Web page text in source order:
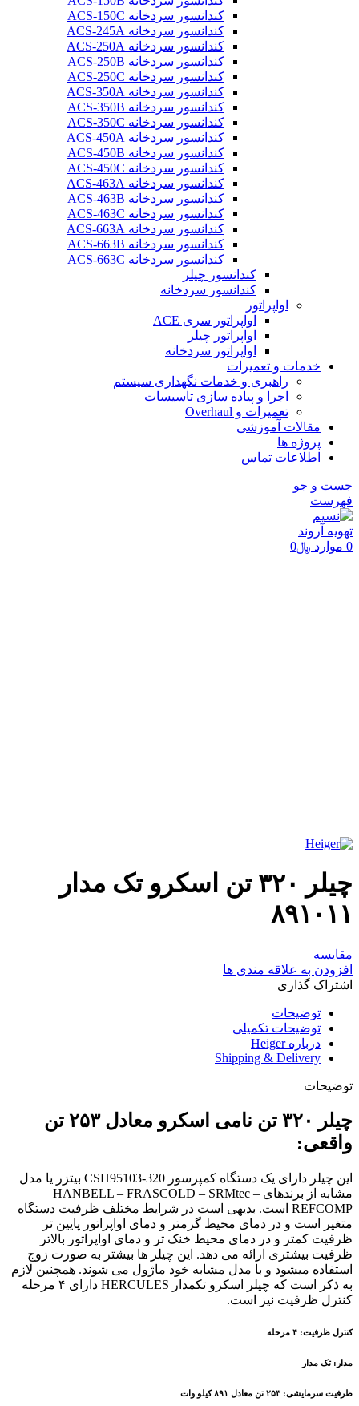
کندانسور سردخانه ACS-150C
کندانسور سردخانه ACS-245A
کندانسور سردخانه ACS-250A
کندانسور سردخانه ACS-250B
کندانسور سردخانه ACS-250C
کندانسور سردخانه ACS-350A
کندانسور سردخانه ACS-350B
کندانسور سردخانه ACS-350C
کندانسور سردخانه ACS-450A
کندانسور سردخانه ACS-450B
کندانسور سردخانه ACS-450C
کندانسور سردخانه ACS-463A
کندانسور سردخانه ACS-463B
کندانسور سردخانه ACS-463C
کندانسور سردخانه ACS-663A
کندانسور سردخانه ACS-663B
کندانسور سردخانه ACS-663C
کندانسور چیلر
کندانسور سردخانه
اواپراتور
اواپراتور سری ACE
اواپراتور چیلر
اواپراتور سردخانه
خدمات و تعمیرات
راهبری و خدمات نگهداری سیستم
اجرا و پیاده سازی تاسیسات
تعمیرات و Overhaul
مقالات آموزشی
پروژه ها
اطلاعات تماس
جست و جو
فهرست
0 موارد ﷼0
چیلر ۳۲۰ تن اسکرو تک مدار
۸۹۱۰۱۱
مقایسه
افزودن به علاقه مندی ها
اشتراک گذاری
توضیحات
توضیحات تکمیلی
درباره Heiger
Shipping & Delivery
توضیحات
چیلر ۳۲۰ تن نامی اسکرو معادل ۲۵۳ تن
واقعی:
این چیلر دارای یک دستگاه کمپرسور CSH95103-320 بیتزر یا مدل
مشابه از برندهای HANBELL – FRASCOLD – SRMtec –
REFCOMP است. بدیهی است در شرایط مختلف ظرفیت دستگاه
متغیر است و در دمای محیط گرمتر و دمای اواپراتور پایین تر
ظرفیت کمتر و در دمای محیط خنک تر و دمای اواپراتور بالاتر
ظرفیت بیشتری ارائه می دهد. این چیلر ها بیشتر به صورت زوج
استفاده میشود و با مدل مشابه خود ماژول می شوند. همچنین لازم
به ذکر است که چیلر اسکرو تکمدار HERCULES دارای ۴ مرحله
کنترل ظرفیت نیز است.
کنترل ظرفیت: ۴ مرحله
مدار: تک مدار
ظرفیت سرمایشی: ۲۵۳ تن معادل ۸۹۱ کیلو وات